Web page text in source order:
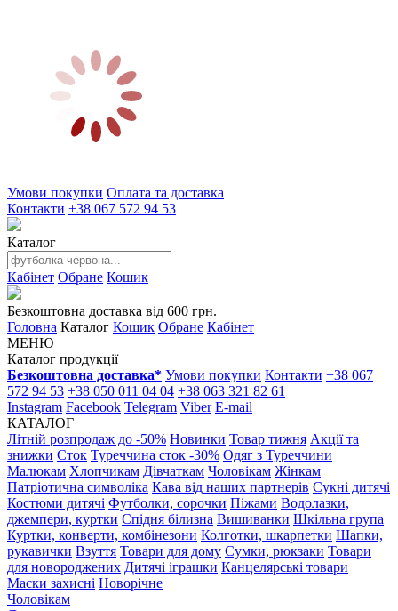
Умови покупки Оплата та доставка
Контакти +38 067 572 94 53
Каталог
Кабінет Обране Кошик
Безкоштовна доставка від 600 грн.
Головна Каталог Кошик Обране Кабінет
МЕНЮ
Каталог продукції
Безкоштовна доставка* Умови покупки Контакти +38 067
572 94 53 +38 050 011 04 04 +38 063 321 82 61
Instagram Facebook Telegram Viber E-mail
КАТАЛОГ
Літній розпродаж до -50% Новинки Товар тижня Акції та
знижки Сток Туреччина сток -30% Одяг з Туреччини
Малюкам Хлопчикам Дівчаткам Чоловікам Жінкам
Патріотична символіка Кава від наших партнерів Сукні дитячі
Костюми дитячі Футболки, сорочки Піжами Водолазки,
джемпери, куртки Спідня білизна Вишиванки Шкільна група
Куртки, конверти, комбінезони Колготки, шкарпетки Шапки,
рукавички Взуття Товари для дому Сумки, рюкзаки Товари
для новороджених Дитячі іграшки Канцелярські товари
Маски захисні Новорічне
Чоловікам